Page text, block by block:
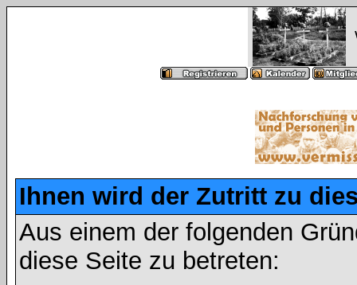
Ihnen wird der Zutritt zu
Aus einem der folgenden
diese Seite zu betreten: